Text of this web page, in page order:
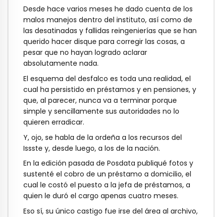
Desde hace varios meses he dado cuenta de los
malos manejos dentro del instituto, así como de
las desatinadas y fallidas reingenierías que se han
querido hacer disque para corregir las cosas, a
pesar que no hayan logrado aclarar
absolutamente nada.
El esquema del desfalco es toda una realidad, el
cual ha persistido en préstamos y en pensiones, y
que, al parecer, nunca va a terminar porque
simple y sencillamente sus autoridades no lo
quieren erradicar.
Y, ojo, se habla de la ordeña a los recursos del
Issste y, desde luego, a los de la nación.
En la edición pasada de Posdata publiqué fotos y
sustenté el cobro de un préstamo a domicilio, el
cual le costó el puesto a la jefa de préstamos, a
quien le duró el cargo apenas cuatro meses.
Eso sí, su único castigo fue irse del área al archivo,